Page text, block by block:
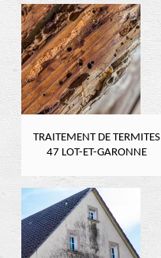
TRAITEMENT DE TERMITES
47 LOT-ET-GARONNE